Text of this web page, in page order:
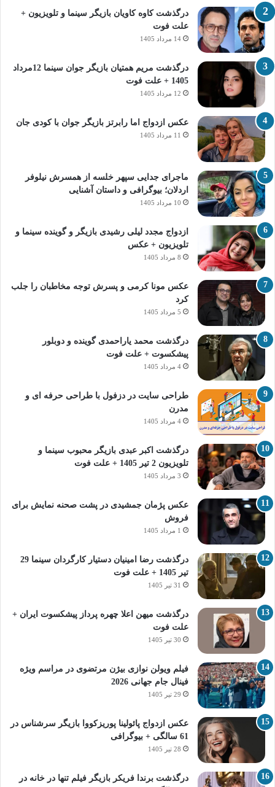
درگذشت کاوه کاویان بازیگر سینما و تلویزیون +
علت فوت
14 مرداد 1405
درگذشت مریم همتیان بازیگر جوان سینما 12مرداد
1405 + علت فوت
12 مرداد 1405
عکس ازدواج اما رابرتز بازیگر جوان با کودی جان
11 مرداد 1405
ماجرای جدایی سپهر خلسه از همسرش نیلوفر
اردلان؛ بیوگرافی و داستان آشنایی
10 مرداد 1405
ازدواج مجدد لیلی رشیدی بازیگر و گوینده سینما و
تلویزیون + عکس
8 مرداد 1405
عکس مونا کرمی و پسرش توجه مخاطبان را جلب
کرد
5 مرداد 1405
درگذشت محمد یاراحمدی گوینده و دوبلور
پیشکسوت + علت فوت
4 مرداد 1405
طراحی سایت در دزفول با طراحی حرفه‌ ای و
مدرن
4 مرداد 1405
درگذشت اکبر عبدی بازیگر محبوب سینما و
تلویزیون 2 تیر 1405 + علت فوت
3 مرداد 1405
عکس پژمان جمشیدی در پشت صحنه نمایش برای
فروش
1 مرداد 1405
درگذشت رضا امینیان دستیار کارگردان سینما 29
تیر 1405 + علت فوت
31 تیر 1405
درگذشت میهن اعلا چهره پرداز پیشکسوت ایران +
علت فوت
30 تیر 1405
فیلم ویولن نوازی بیژن مرتضوی در مراسم ویژه
فینال جام جهانی 2026
29 تیر 1405
عکس ازدواج پائولینا پوریزکووا بازیگر سرشناس در
61 سالگی + بیوگرافی
28 تیر 1405
درگذشت برندا فریکر بازیگر فیلم تنها در خانه در